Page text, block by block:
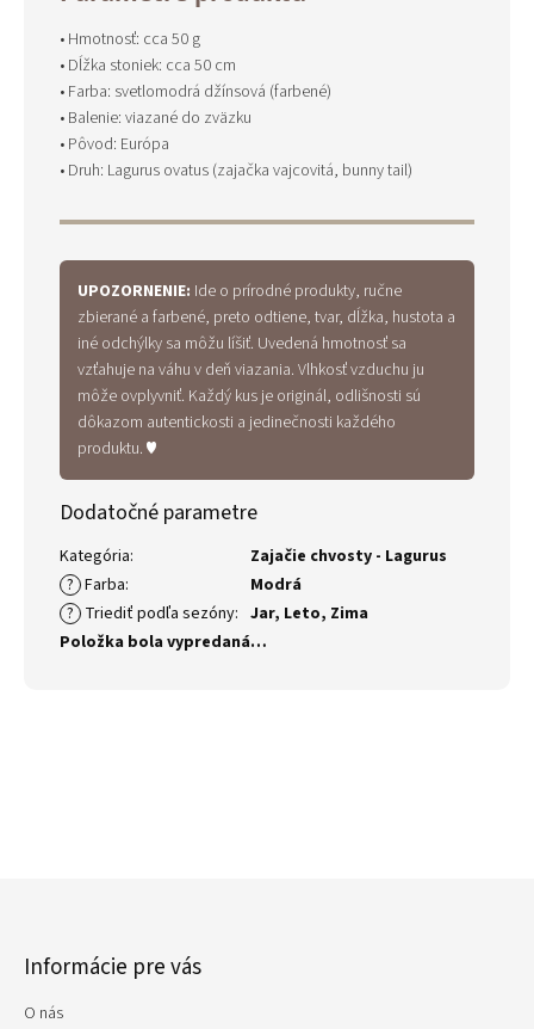
• Hmotnosť: cca 50 g
• Dĺžka stoniek: cca 50 cm
• Farba: svetlomodrá džínsová (farbené)
• Balenie: viazané do zväzku
• Pôvod: Európa
• Druh: Lagurus ovatus (zajačka vajcovitá, bunny tail)
UPOZORNENIE: Ide o prírodné produkty, ručne
zbierané a farbené, preto odtiene, tvar, dĺžka, hustota a
iné odchýlky sa môžu líšiť. Uvedená hmotnosť sa
vzťahuje na váhu v deň viazania. Vlhkosť vzduchu ju
môže ovplyvniť. Každý kus je originál, odlišnosti sú
dôkazom autentickosti a jedinečnosti každého
produktu. ♥
Dodatočné parametre
Kategória:
Zajačie chvosty - Lagurus
? Farba:
Modrá
? Triediť podľa sezóny: Jar, Leto, Zima
Položka bola vypredaná…
Informácie pre vás
O nás